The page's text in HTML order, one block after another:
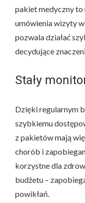
pakiet medyczny
umówienia wizyty
pozwala działać
decydujące
Stały
Dzięki regularnym
szybkiemu
z pakietów mają
chorób i
korzystne dla
budżetu –
powikłań.